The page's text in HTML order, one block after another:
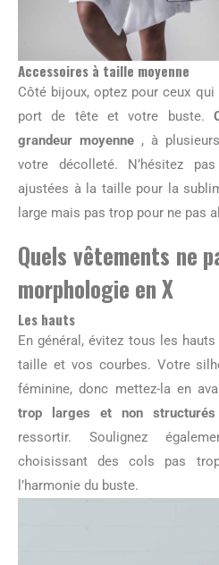
Accessoires à taille moyenne
Côté bijoux, optez pour ceux
port de tête et votre buste.
grandeur moyenne , à
votre décolleté. N’hésitez
ajustées à la taille pour la
large mais pas trop pour ne pas
Quels vêtements ne
morphologie en X
Les hauts
En général, évitez tous les
taille et vos courbes. Votre
féminine, donc mettez-la en
trop larges et non structurés
ressortir. Soulignez
choisissant des cols pas
l’harmonie du buste.